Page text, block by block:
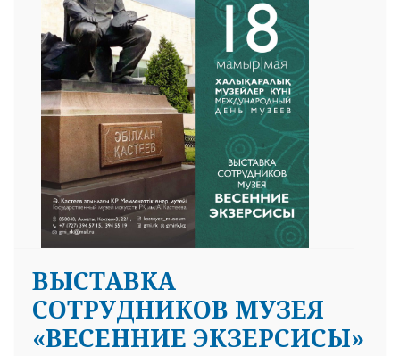
ВЫСТАВКА
СОТРУДНИКОВ МУЗЕЯ
«ВЕСЕННИЕ ЭКЗЕРСИСЫ»